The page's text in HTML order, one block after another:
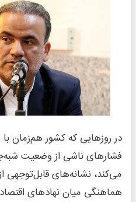
در روزهایی که کشور هم‌زمان
فشارهای ناشی از وضعیت
می‌کند، نشانه‌های قابل‌توجهی
هماهنگی میان نهادهای